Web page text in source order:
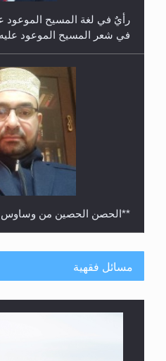
في شعر المسيح الموعود عليه
**الحصن الحصين من وساوس
مسائل فقهية